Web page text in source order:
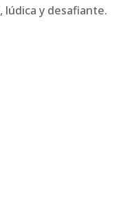
y desafiante.